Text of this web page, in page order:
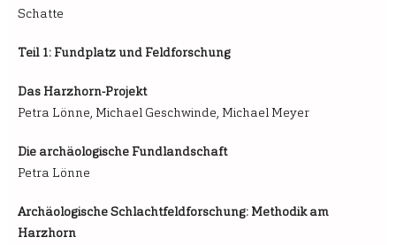
Schatte
Teil 1: Fundplatz und Feldforschung
Das Harzhorn-Projekt
Petra Lönne, Michael Geschwinde, Michael Meyer
Die archäologische Fundlandschaft
Petra Lönne
Archäologische Schlachtfeldforschung: Methodik am
Harzhorn